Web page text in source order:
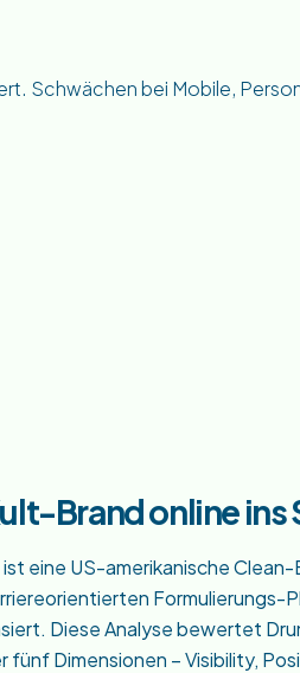
Schwächen bei Mobile,
Brand online
eine US-amerikanische
Formulierungs-
Diese Analyse bewertet
fünf Dimensionen – Visibility,